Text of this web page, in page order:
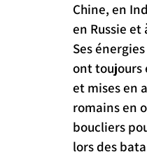
Chine, en
en Russie et
Ses
ont toujours
et mises en
romains en
boucliers
lors des